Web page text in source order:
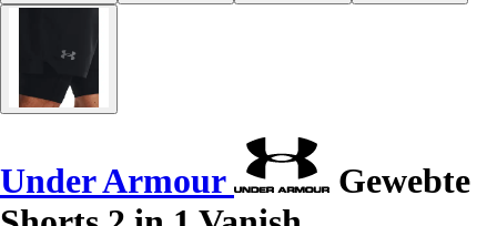
Under Armour
Gewebte